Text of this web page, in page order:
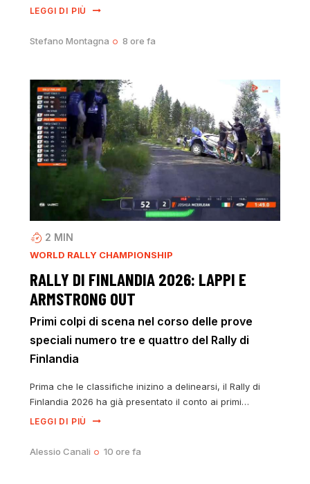
LEGGI DI PIÙ
Stefano Montagna 8 ore fa
2 MIN
WORLD RALLY CHAMPIONSHIP
RALLY DI FINLANDIA 2026: LAPPI E
ARMSTRONG OUT
Primi colpi di scena nel corso delle prove
speciali numero tre e quattro del Rally di
Finlandia
Prima che le classifiche inizino a delinearsi, il Rally di
Finlandia 2026 ha già presentato il conto ai primi…
LEGGI DI PIÙ
Alessio Canali 10 ore fa